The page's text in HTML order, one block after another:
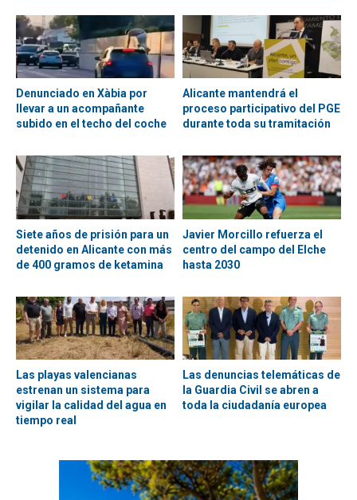
Denunciado en Xàbia por
llevar a un acompañante
subido en el techo del coche
Alicante mantendrá el
proceso participativo del PGE
durante toda su tramitación
Siete años de prisión para un
detenido en Alicante con más
de 400 gramos de ketamina
Javier Morcillo refuerza el
centro del campo del Elche
hasta 2030
Las playas valencianas
estrenan un sistema para
vigilar la calidad del agua en
tiempo real
Las denuncias telemáticas de
la Guardia Civil se abren a
toda la ciudadanía europea